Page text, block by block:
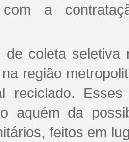
com a
de coleta seletiva
região
reciclado.
aquém da
feitos em